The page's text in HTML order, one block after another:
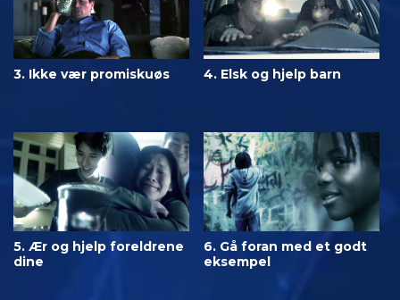
3. Ikke vær promiskuøs 4. Elsk og hjelp barn
5. Ær og hjelp foreldrene
dine
6. Gå foran med et godt
eksempel